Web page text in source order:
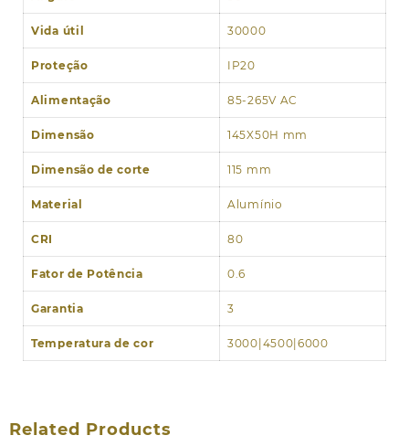
Vida útil 30000
Proteção IP20
Alimentação 85-265V AC
Dimensão 145X50H mm
Dimensão de corte 115 mm
Material Alumínio
CRI 80
Fator de Potência 0.6
Garantia 3
Temperatura de cor 3000|4500|6000
Related Products